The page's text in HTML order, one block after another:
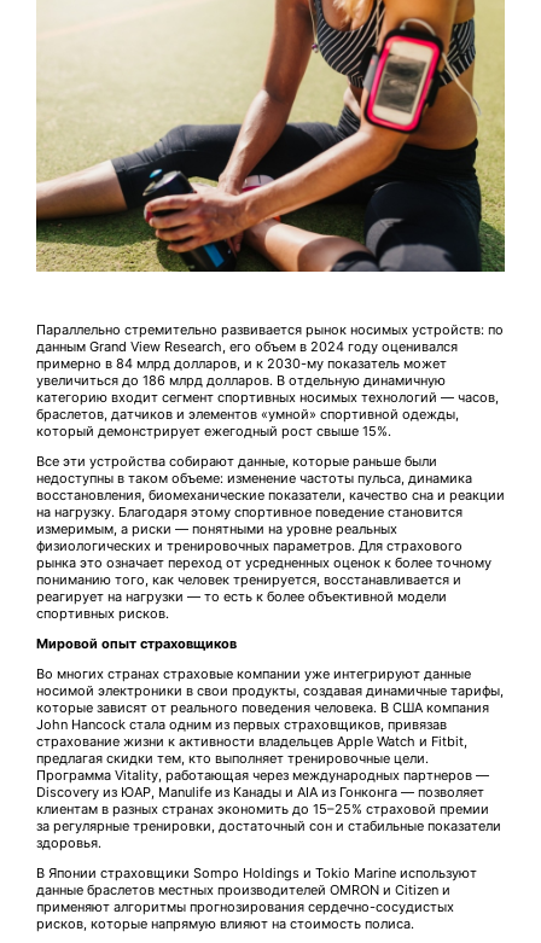
Параллельно стремительно развивается рынок носимых устройств: по
данным Grand View Research, его объем в 2024 году оценивался
примерно в 84 млрд долларов, и к 2030-му показатель может
увеличиться до 186 млрд долларов. В отдельную динамичную
категорию входит сегмент спортивных носимых технологий — часов,
браслетов, датчиков и элементов «умной» спортивной одежды,
который демонстрирует ежегодный рост свыше 15%.
Все эти устройства собирают данные, которые раньше были
недоступны в таком объеме: изменение частоты пульса, динамика
восстановления, биомеханические показатели, качество сна и реакции
на нагрузку. Благодаря этому спортивное поведение становится
измеримым, а риски — понятными на уровне реальных
физиологических и тренировочных параметров. Для страхового
рынка это означает переход от усредненных оценок к более точному
пониманию того, как человек тренируется, восстанавливается и
реагирует на нагрузки — то есть к более объективной модели
спортивных рисков.
Мировой опыт страховщиков
Во многих странах страховые компании уже интегрируют данные
носимой электроники в свои продукты, создавая динамичные тарифы,
которые зависят от реального поведения человека. В США компания
John Hancock стала одним из первых страховщиков, привязав
страхование жизни к активности владельцев Apple Watch и Fitbit,
предлагая скидки тем, кто выполняет тренировочные цели.
Программа Vitality, работающая через международных партнеров —
Discovery из ЮАР, Manulife из Канады и AIA из Гонконга — позволяет
клиентам в разных странах экономить до 15–25% страховой премии
за регулярные тренировки, достаточный сон и стабильные показатели
здоровья.
В Японии страховщики Sompo Holdings и Tokio Marine используют
данные браслетов местных производителей OMRON и Citizen и
применяют алгоритмы прогнозирования сердечно-сосудистых
рисков, которые напрямую влияют на стоимость полиса.